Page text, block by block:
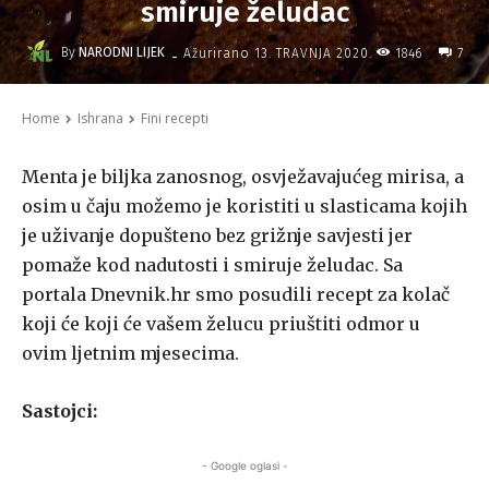
smiruje želudac
By NARODNI LIJEK - Ažurirano 13. TRAVNJA 2020. 1846 7
Home Ishrana Fini recepti
Menta je biljka zanosnog, osvježavajućeg mirisa, a
osim u čaju možemo je koristiti u slasticama kojih
je uživanje dopušteno bez grižnje savjesti jer
pomaže kod nadutosti i smiruje želudac. Sa
portala Dnevnik.hr smo posudili recept za kolač
koji će koji će vašem želucu priuštiti odmor u
ovim ljetnim mjesecima.
Sastojci:
- Google oglasi -